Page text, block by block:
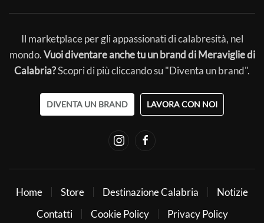
Il marketplace per gli appassionati di calabresità, nel
mondo.Vuoi diventare anche tu un brand di Meraviglie di
Calabria?Scopri di più cliccando su "Diventa un brand".
DIVENTA UN BRAND LAVORA CON NOI
Home Store Destinazione Calabria
Notizie
Contatti
Cookie Policy
Privacy Policy